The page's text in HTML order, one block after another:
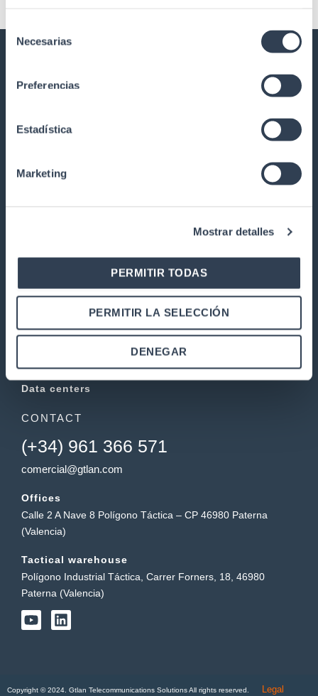
Selección
Necesarias
Preferencias
Estadística
Marketing
Mostrar detalles
PERMITIR TODAS
PERMITIR LA SELECCIÓN
DENEGAR
SOLUTIONS
Quality
Rack cabinets
Electronics
Data centers
CONTACT
(+34) 961 366 571
comercial@gtlan.com
Offices
Calle 2 A Nave 8 Polígono Táctica – CP 46980 Paterna
(Valencia)
Tactical warehouse
Polígono Industrial Táctica, Carrer Forners, 18, 46980
Paterna (Valencia)
Y
o
L
i
Copyright © 2024. Gtlan Telecommunications Solutions All rights reserved. Legal